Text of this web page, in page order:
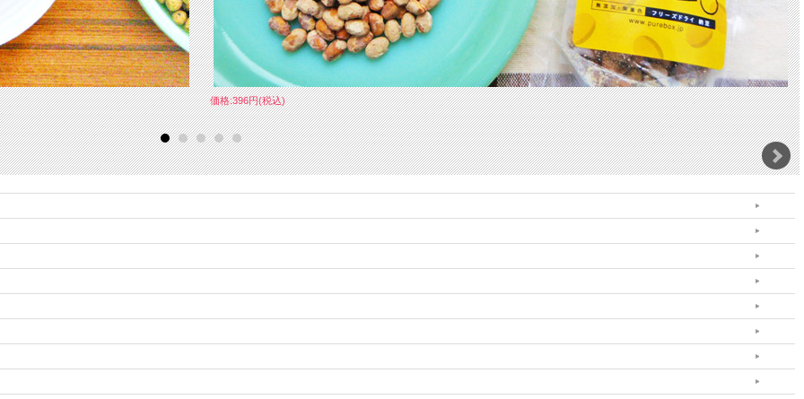
■商品名 国産牛骨エキス ドットわんスープ １５包入り
粗灰分1.2％以下 水分52.1％以下 カロリー17kcal/1包（10g）あたり
■原材料 全頭検査済み・食用国産牛骨
価格:396円(税込)